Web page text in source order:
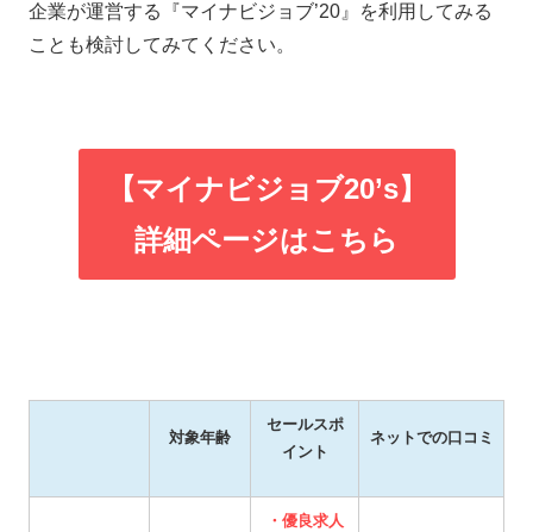
企業が運営する『マイナビジョブ’20』を利用してみる
ことも検討してみてください。
【マイナビジョブ20’s】
詳細ページはこちら
対象年齢
セールスポ
イント
ネットでの口コミ
・優良求人